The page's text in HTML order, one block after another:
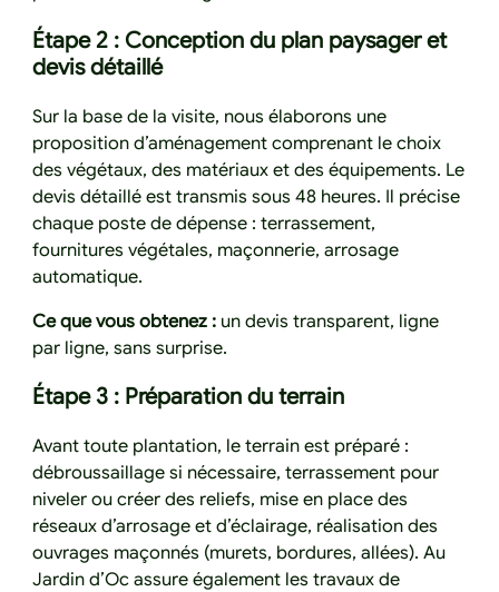
Étape 2 : Conception du plan paysager et
devis détaillé
Sur la base de la visite, nous élaborons une
proposition d’aménagement comprenant le choix
des végétaux, des matériaux et des équipements. Le
devis détaillé est transmis sous 48 heures. Il précise
chaque poste de dépense : terrassement,
fournitures végétales, maçonnerie, arrosage
automatique.
Ce que vous obtenez : un devis transparent, ligne
par ligne, sans surprise.
Étape 3 : Préparation du terrain
Avant toute plantation, le terrain est préparé :
débroussaillage si nécessaire, terrassement pour
niveler ou créer des reliefs, mise en place des
réseaux d’arrosage et d’éclairage, réalisation des
ouvrages maçonnés (murets, bordures, allées). Au
Jardin d’Oc assure également les travaux de